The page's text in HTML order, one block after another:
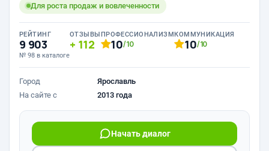
Для роста продаж и вовлеченности
РЕЙТИНГ
9 903
№ 98 в каталоге
ОТЗЫВЫ
112
ПРОФЕССИОНАЛИЗМ
10/10
КОММУНИКАЦИЯ
10/10
Город
Ярославль
На сайте с
2013 года
Начать диалог